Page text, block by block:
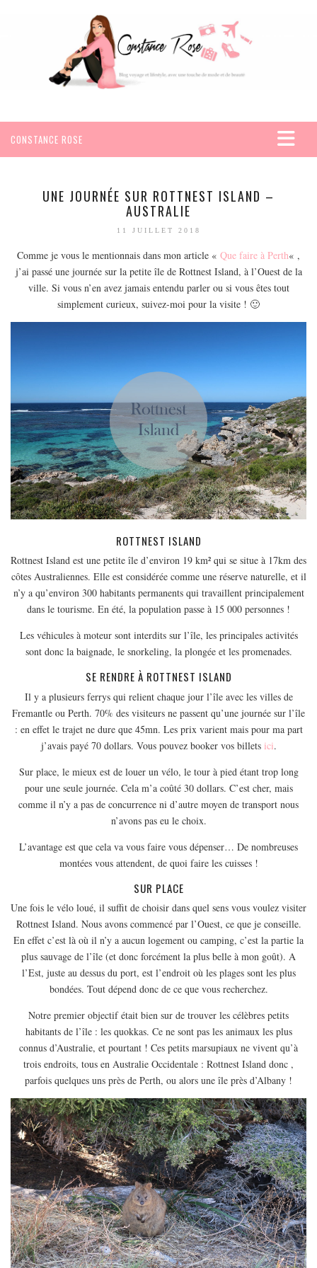
CONSTANCE ROSE
VOYAGES
SEYCHELLES
AMÉRIQUE
MEXIQUE
EUROPE
HONGRIE
ITALIE
PAYS BAS
RÉPUBLIQUE TCHÈQUE
OCÉANIE
YOGA
MON PROGRAMME DE YOGA EN LIGNE
AUTRES CATÉGORIES
MODE
BEAUTÉ
DIVERSES BOX
DIY
LIFESTYLE
ME CONTACTER
A PROPOS
PARUTIONS ET PARTENARIATS
UNE JOURNÉE SUR ROTTNEST ISLAND –
AUSTRALIE
11 JUILLET 2018
Comme je vous le mentionnais dans mon article « Que faire à Perth« ,
j’ai passé une journée sur la petite île de Rottnest Island, à l’Ouest de la
ville. Si vous n’en avez jamais entendu parler ou si vous êtes tout
simplement curieux, suivez-moi pour la visite ! 🙂
ROTTNEST ISLAND
Rottnest Island est une petite île d’environ 19 km² qui se situe à 17km des
côtes Australiennes. Elle est considérée comme une réserve naturelle, et il
n’y a qu’environ 300 habitants permanents qui travaillent principalement
dans le tourisme. En été, la population passe à 15 000 personnes !
Les véhicules à moteur sont interdits sur l’île, les principales activités
sont donc la baignade, le snorkeling, la plongée et les promenades.
SE RENDRE À ROTTNEST ISLAND
Il y a plusieurs ferrys qui relient chaque jour l’île avec les villes de
Fremantle ou Perth. 70% des visiteurs ne passent qu’une journée sur l’île
: en effet le trajet ne dure que 45mn. Les prix varient mais pour ma part
j’avais payé 70 dollars. Vous pouvez booker vos billets ici.
Sur place, le mieux est de louer un vélo, le tour à pied étant trop long
pour une seule journée. Cela m’a coûté 30 dollars. C’est cher, mais
comme il n’y a pas de concurrence ni d’autre moyen de transport nous
n’avons pas eu le choix.
L’avantage est que cela va vous faire vous dépenser… De nombreuses
montées vous attendent, de quoi faire les cuisses !
SUR PLACE
Une fois le vélo loué, il suffit de choisir dans quel sens vous voulez visiter
Rottnest Island. Nous avons commencé par l’Ouest, ce que je conseille.
En effet c’est là où il n’y a aucun logement ou camping, c’est la partie la
plus sauvage de l’île (et donc forcément la plus belle à mon goût). A
l’Est, juste au dessus du port, est l’endroit où les plages sont les plus
bondées. Tout dépend donc de ce que vous recherchez.
Notre premier objectif était bien sur de trouver les célèbres petits
habitants de l’île : les quokkas. Ce ne sont pas les animaux les plus
connus d’Australie, et pourtant ! Ces petits marsupiaux ne vivent qu’à
trois endroits, tous en Australie Occidentale : Rottnest Island donc ,
parfois quelques uns près de Perth, ou alors une île près d’Albany !